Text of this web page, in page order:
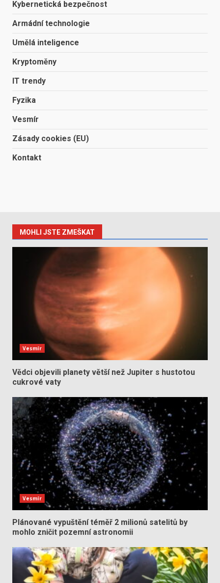
Kybernetická bezpečnost
Armádní technologie
Umělá inteligence
Kryptoměny
IT trendy
Fyzika
Vesmír
Zásady cookies (EU)
Kontakt
MOHLI JSTE ZMEŠKAT
Vesmír
Vědci objevili planety větší než Jupiter s hustotou
cukrové vaty
Vesmír
Plánované vypuštění téměř 2 milionů satelitů by
mohlo zničit pozemní astronomii